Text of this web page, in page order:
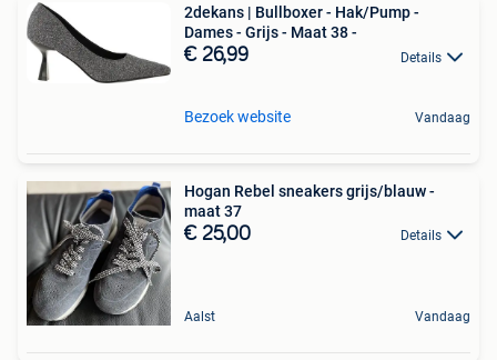
2dekans | Bullboxer - Hak/Pump -
Dames - Grijs - Maat 38 -
€ 26,99 Details
Bezoek website Vandaag
Hogan Rebel sneakers grijs/blauw -
maat 37
€ 25,00 Details
Aalst Vandaag